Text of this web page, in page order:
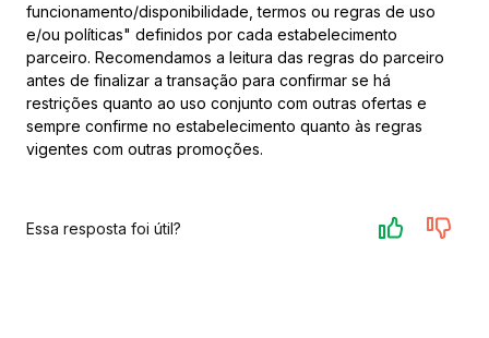
funcionamento/disponibilidade, termos ou regras de uso
e/ou políticas" definidos por cada estabelecimento
parceiro. Recomendamos a leitura das regras do parceiro
antes de finalizar a transação para confirmar se há
restrições quanto ao uso conjunto com outras ofertas e
sempre confirme no estabelecimento quanto às regras
vigentes com outras promoções.
Essa resposta foi útil?